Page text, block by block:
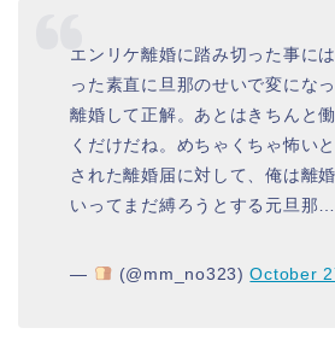
エンリケ離婚に踏み切った事に
った素直に旦那のせいで変にな
離婚して正解。あとはきちんと
くだけだね。めちゃくちゃ怖い
された離婚届に対して、俺は離
いってまだ縛ろうとする元旦那
— (@mm_no323)October